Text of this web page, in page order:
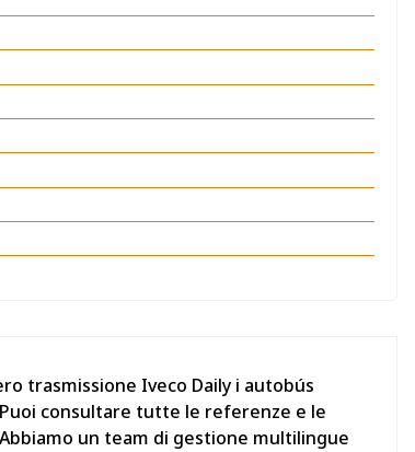
trasmissione Iveco Daily i autobús
Puoi consultare tutte le referenze e le
un team di gestione multilingue